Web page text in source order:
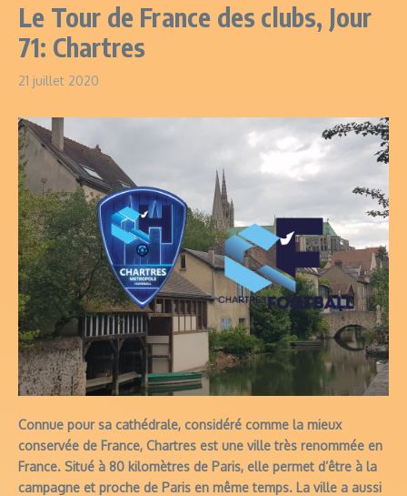
Le Tour de France des clubs, Jour
71: Chartres
21 juillet 2020
Connue pour sa cathédrale, considéré comme la mieux
conservée de France, Chartres est une ville très renommée en
France. Situé à 80 kilomètres de Paris, elle permet d’être à la
campagne et proche de Paris en même temps. La ville a aussi